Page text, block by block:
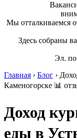
Мы отталкиваемся
Здесь собраны
Эл.
Главная › Блог ›
Каменогорске 📊
Доход
еды в